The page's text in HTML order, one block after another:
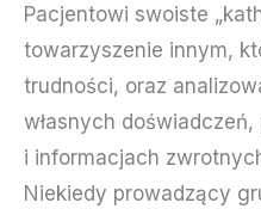
Pacjentowi swoiste
towarzyszenie innym,
trudności, oraz
własnych
i informacjach
Niekiedy prowadzący